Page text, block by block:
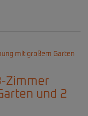
Zimmer
und 2